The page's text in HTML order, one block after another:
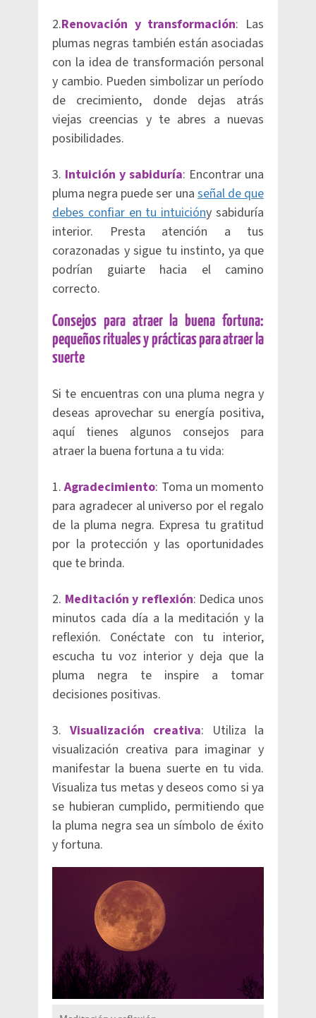
2.Renovación y transformación: Las
plumas negras también están asociadas
con la idea de transformación personal
y cambio. Pueden simbolizar un período
de crecimiento, donde dejas atrás
viejas creencias y te abres a nuevas
posibilidades.
3. Intuición y sabiduría: Encontrar una
pluma negra puede ser unaseñal de que
debes confiar en tu intuicióny sabiduría
interior. Presta atención a tus
corazonadas y sigue tu instinto, ya que
podrían guiarte hacia el camino
correcto.
Consejos para atraer la buena fortuna:
pequeños rituales y prácticas para atraer la
suerte
Si te encuentras con una pluma negra y
deseas aprovechar su energía positiva,
aquí tienes algunos consejos para
atraer la buena fortuna a tu vida:
1.Agradecimiento: Toma un momento
para agradecer al universo por el regalo
de la pluma negra. Expresa tu gratitud
por la protección y las oportunidades
que te brinda.
2. Meditación y reflexión: Dedica unos
minutos cada día a la meditación y la
reflexión. Conéctate con tu interior,
escucha tu voz interior y deja que la
pluma negra te inspire a tomar
decisiones positivas.
3. Visualización creativa: Utiliza la
visualización creativa para imaginar y
manifestar la buena suerte en tu vida.
Visualiza tus metas y deseos como si ya
se hubieran cumplido, permitiendo que
la pluma negra sea un símbolo de éxito
y fortuna.